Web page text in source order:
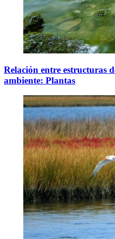
Relación entre estructuras
ambiente: Plantas